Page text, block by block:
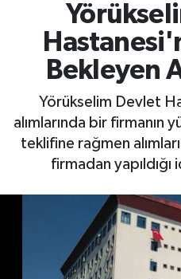
Bekleyen
Yörükselim Devlet
alımlarında bir firmanın
teklifine rağmen
firmadan
ONİKİŞUBAT
ÖZEL HABER
Künye
Süper Lig Puan
Tüm Manşetler
Son Dakika Haberleri
Haber Arşivi